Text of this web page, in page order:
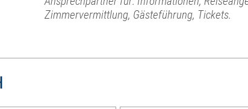
Zimmervermittlung, Gästeführung, Tickets.